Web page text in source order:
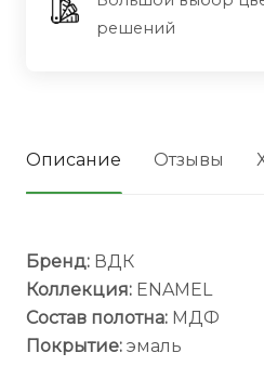
решений
Описание Отзывы
Бренд: ВДК
Коллекция: ENAMEL
Cостав полотна: МДФ
Покрытие: эмаль